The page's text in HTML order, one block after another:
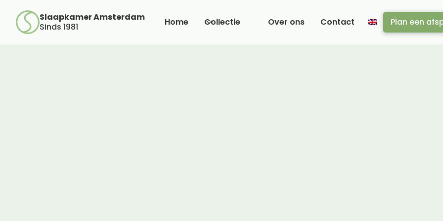
Slaapkamer Amsterdam
Sinds 1981
Home Collectie Over ons Contact Plan een